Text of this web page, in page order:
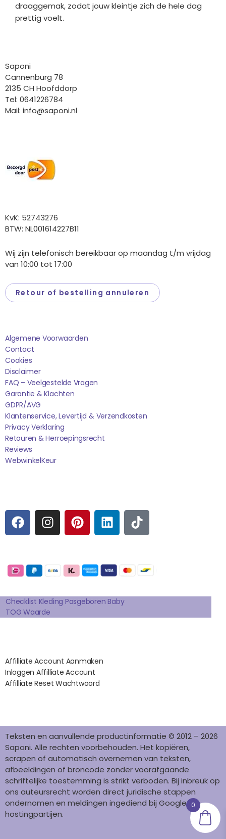
draaggemak, zodat jouw kleintje zich de hele dag
prettig voelt.
Saponi
Cannenburg 78
2135 CH Hoofddorp
Tel: 0641226784
Mail: info@saponi.nl
KvK: 52743276
BTW: NL001614227B11
Wij zijn telefonisch bereikbaar op maandag t/m vrijdag
van 10:00 tot 17:00
Retour of bestelling annuleren
Algemene Voorwaarden
Contact
Cookies
Disclaimer
FAQ – Veelgestelde Vragen
Garantie & Klachten
GDPR/AVG
Klantenservice, Levertijd & Verzendkosten
Privacy Verklaring
Retouren & Herroepingsrecht
Reviews
WebwinkelKEur
F
A
C
B
O
K
I
N
S
A
A
M
P
I
N
E
R
S
T
L
I
N
E
D
N
T
I
K
O
K
Checklist Kleding Pasgeboren Baby
TOG Waarde
Affilliate Account Aanmaken
Inloggen Affilliate Account
Affilliate Reset Wachtwoord
Teksten en aanvullende productinformatie © 2012 – 2026
Saponi. Alle rechten voorbehouden. Het kopiëren,
scrapen of automatisch overnemen van teksten,
afbeeldingen of broncode zonder voorafgaande
schriftelijke toestemming is strikt verboden. Bij inbreuk op
ons auteursrecht worden direct juridische stappen
ondernomen en meldingen ingediend bij Google en
hostingpartijen.
0